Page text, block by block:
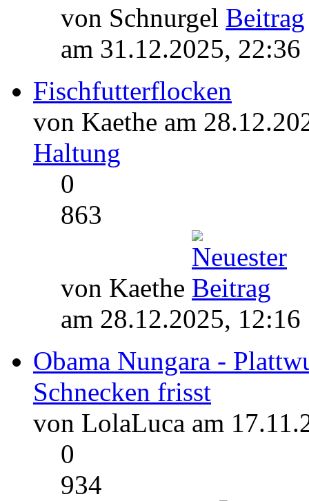
von Schnurgel
am 31.12.2025, 22:36
Fischfutterflocken
von Kaethe am
Haltung
0
863
von Kaethe
am 28.12.2025, 12:16
Obama Nungara -
Schnecken frisst
von LolaLuca am
0
934